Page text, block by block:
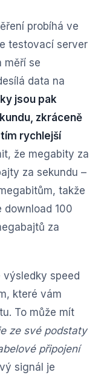
probíhá ve
testovací server
měří se
data na
jsou pak
zkráceně
rychlejší
že megabity za
za sekundu –
takže
download 100
za
speed
které vám
To může mít
ze své podstaty
připojení
signál je